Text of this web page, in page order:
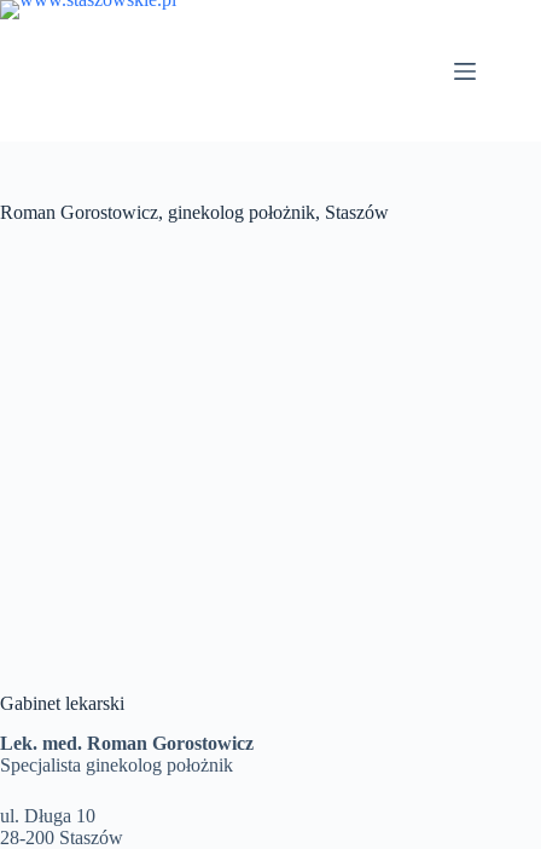
Przejdź
Roman Gorostowicz, ginekolog położnik, Staszów
Gabinet lekarski
Lek. med. Roman Gorostowicz
Specjalista ginekolog położnik
ul. Długa 10
28-200 Staszów